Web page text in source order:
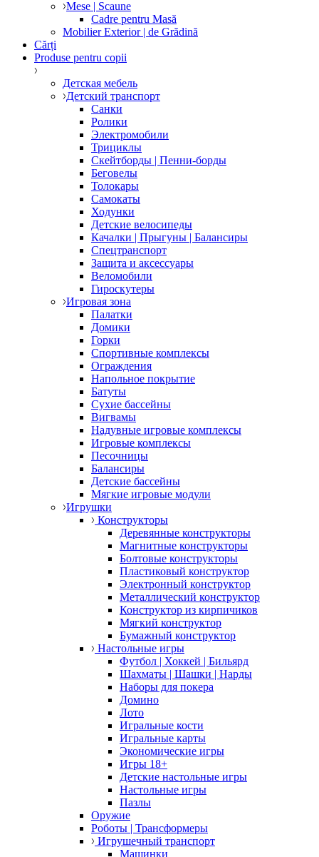
Mese | Scaune
Cadre pentru Masă
Mobilier Exterior | de Grădină
Cărți
Produse pentru copii
Детская мебель
Детский транспорт
Санки
Ролики
Электромобили
Трициклы
Скейтборды | Пенни-борды
Беговелы
Толокары
Самокаты
Ходунки
Детские велосипеды
Качалки | Прыгуны | Балансиры
Спецтранспорт
Защита и аксессуары
Веломобили
Гироскутеры
Игровая зона
Палатки
Домики
Горки
Спортивные комплексы
Ограждения
Напольное покрытие
Батуты
Сухие бассейны
Вигвамы
Надувные игровые комплексы
Игровые комплексы
Песочницы
Балансиры
Детские бассейны
Мягкие игровые модули
Игрушки
Конструкторы
Деревянные конструкторы
Магнитные конструкторы
Болтовые конструкторы
Пластиковый конструктор
Электронный конструктор
Металлический конструктор
Конструктор из кирпичиков
Мягкий конструктор
Бумажный конструктор
Настольные игры
Футбол | Хоккей | Бильярд
Шахматы | Шашки | Нарды
Наборы для покера
Домино
Лото
Игральные кости
Игральные карты
Экономические игры
Игры 18+
Детские настольные игры
Настольные игры
Пазлы
Оружие
Роботы | Трансформеры
Игрушечный транспорт
Машинки